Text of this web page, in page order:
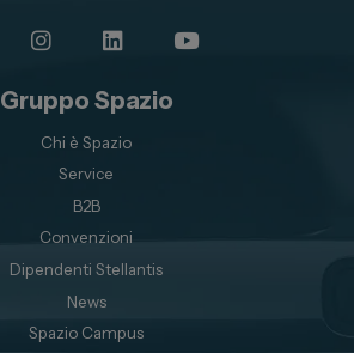
Gruppo Spazio
Chi è Spazio
Service
B2B
Convenzioni
Dipendenti Stellantis
News
Spazio Campus